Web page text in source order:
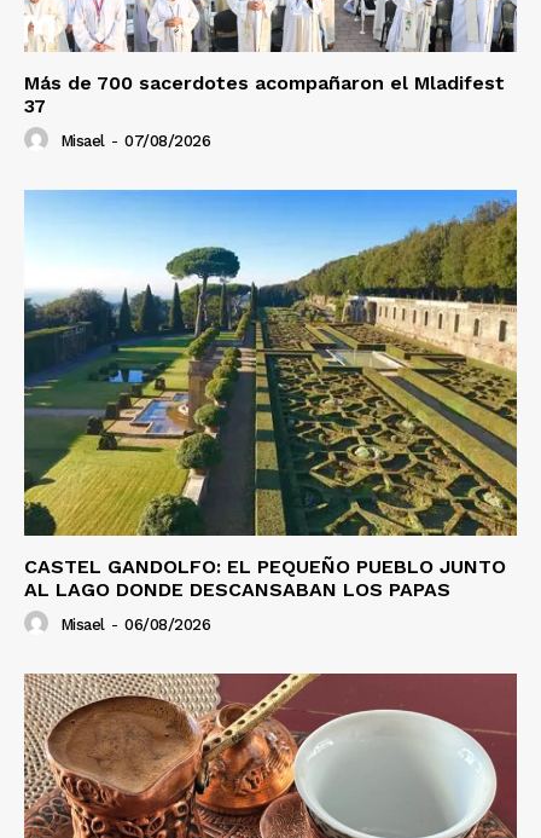
Más de 700 sacerdotes acompañaron el Mladifest
37
Misael - 07/08/2026
CASTEL GANDOLFO: EL PEQUEÑO PUEBLO JUNTO
AL LAGO DONDE DESCANSABAN LOS PAPAS
Misael - 06/08/2026